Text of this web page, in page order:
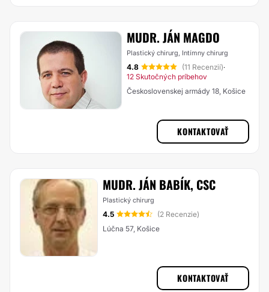
MUDR. JÁN MAGDO
Plastický chirurg, Intímny chirurg
4.8 (11 Recenzií)·
12 Skutočných príbehov
Československej armády 18, Košice
KONTAKTOVAŤ
MUDR. JÁN BABÍK, CSC
Plastický chirurg
4.5
(2 Recenzie)
Lúčna 57, Košice
KONTAKTOVAŤ